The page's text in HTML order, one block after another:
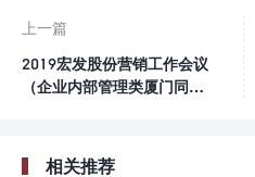
上一篇
2019宏发股份营销工作会议
（企业内部管理类厦门同
相关推荐